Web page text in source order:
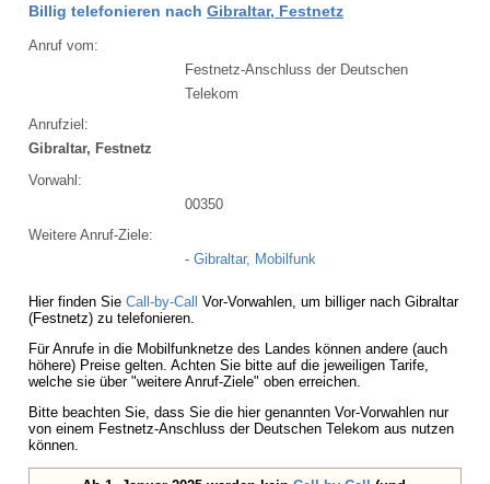
Billig telefonieren nach Gibraltar, Festnetz
Anruf vom:
Festnetz-Anschluss der Deutschen
Telekom
Anrufziel:
Gibraltar, Festnetz
Vorwahl:
00350
Weitere Anruf-Ziele:
- Gibraltar, Mobilfunk
Hier finden Sie Call-by-Call Vor-Vorwahlen, um billiger nach Gibraltar
(Festnetz) zu telefonieren.
Für Anrufe in die Mobilfunknetze des Landes können andere (auch
höhere) Preise gelten. Achten Sie bitte auf die jeweiligen Tarife,
welche sie über "weitere Anruf-Ziele" oben erreichen.
Bitte beachten Sie, dass Sie die hier genannten Vor-Vorwahlen nur
von einem Festnetz-Anschluss der Deutschen Telekom aus nutzen
können.